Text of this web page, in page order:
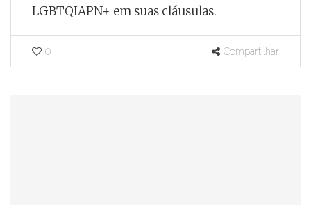
LGBTQIAPN+ em suas cláusulas.
0 Compartilhar